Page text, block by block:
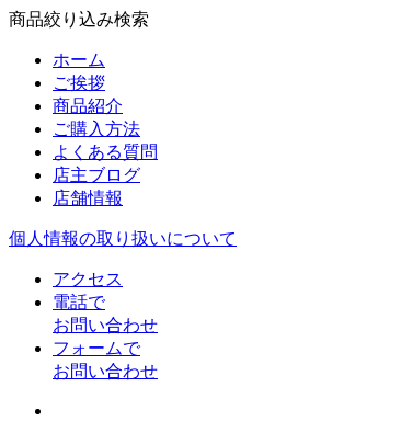
商品絞り込み検索
ホーム
ご挨拶
商品紹介
ご購入方法
よくある質問
店主ブログ
店舗情報
個人情報の取り扱いについて
アクセス
電話で
お問い合わせ
フォームで
お問い合わせ